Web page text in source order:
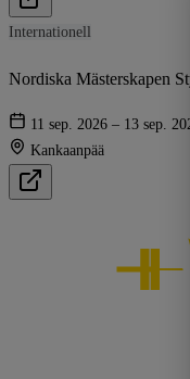
Internationell
Nordiska Mästerskapen
11 sep. 2026 – 13 sep.
Kankaanpää